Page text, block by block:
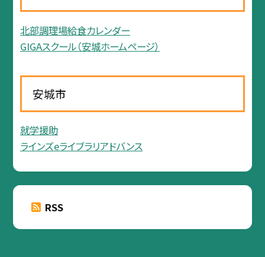
北部調理場給食カレンダー
GIGAスクール（安城ホームページ）
安城市
就学援助
ラインズeライブラリアドバンス
RSS